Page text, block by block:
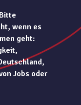
wenn es
geht:
Jobs oder